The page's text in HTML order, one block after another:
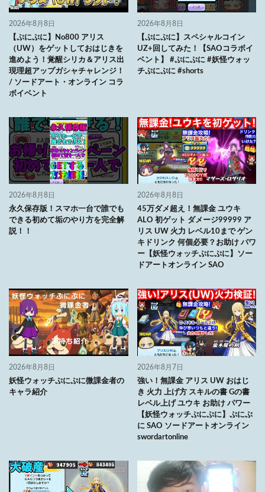
2026年8月8日
【ぷにぷに】No800 アリス
（UW）をゲットしておはじきを
進めよう！覚醒シリカ＆アリス出
現理超アップガシャチャレンジ！
/ ソードアート・オンライン コラ
ボイベント
2026年8月8日
【ぷにぷに】スペシャルコイン
UZ+回してみた！【SAOコラボイ
ベント】 #ぷにぷに #妖怪ウォッ
チぷにぷに #shorts
2026年8月8日
永久保存版！スマホ一台で誰でも
できる初めて垢のやり方を完全解
説！！
2026年8月8日
45万ダメ超え！無課金 ユウキ
ALO 初ゲット ダメージ99999 ア
リス UW 火力 レベル10まで ゲン
キドリンク 何個必要？お助け パワ
ー【妖怪ウォッチぷにぷに】ソー
ドアートオンライン SAO
2026年8月8日
妖怪ウォッチぷにぷに微課金者の
キャラ紹介
2026年8月7日
強い！無課金 アリス UW おはじ
き 火力 上げ方 スキルの書 Gの書
レベル上げ ユウキ お助け パワー
【妖怪ウォッチぷにぷに】ぷにぷ
に SAO ソードアートオンライン
swordartonline